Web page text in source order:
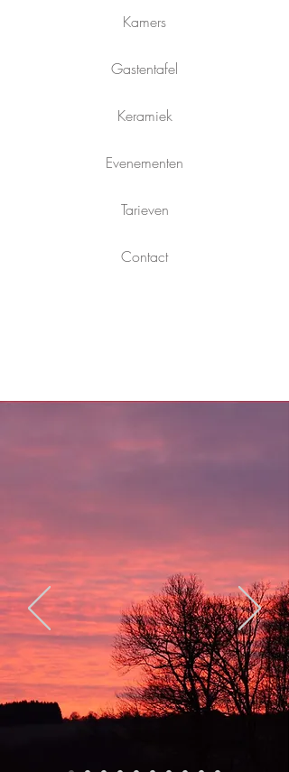
Kamers
Gastentafel
Keramiek
Evenementen
Tarieven
Contact